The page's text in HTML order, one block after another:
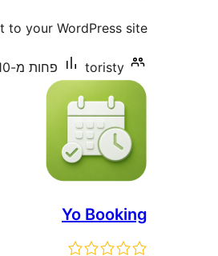
your WordPress site.
toristy פחות מ-10 התקנות פעילות
Yo Booking